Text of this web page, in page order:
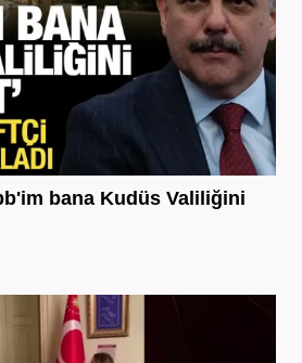
bana Kudüs Valiliğini